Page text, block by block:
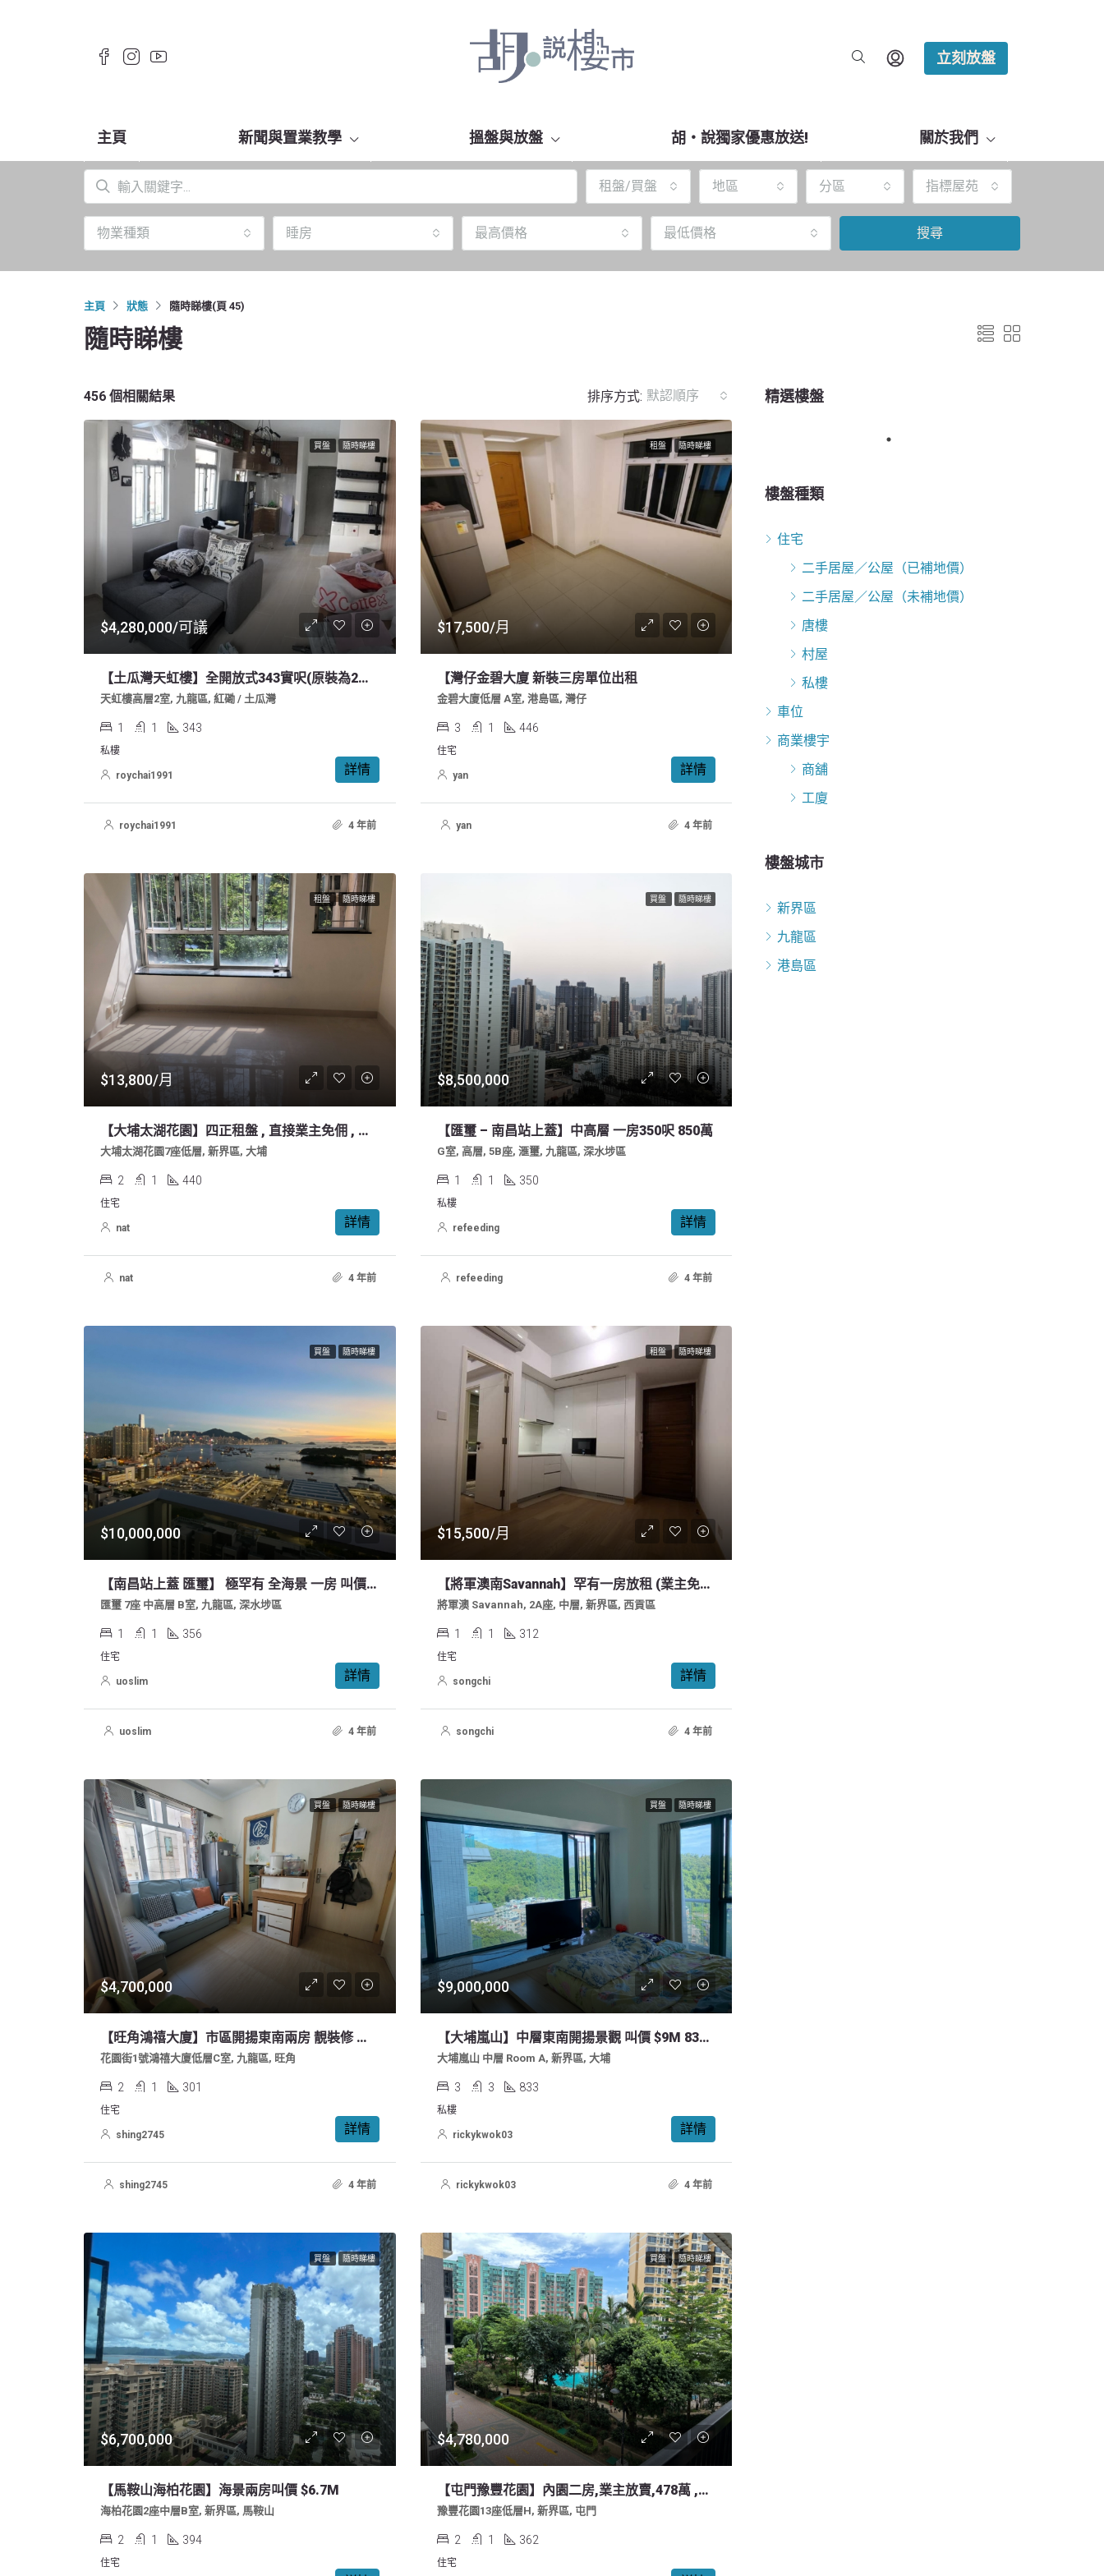
立刻放盤
主頁 新聞與置業教學 搵盤與放盤 胡‧說獨家優惠放送! 關於我們
租盤/買盤 地區 分區 指標屋苑
物業種類 睡房 最高價格 最低價格 搜尋
主頁 狀態 隨時睇樓(頁 45)
隨時睇樓
456 個相關結果 排序方式: 默認順序
買盤 隨時睇樓
$4,280,000/可議
【土瓜灣天虹樓】全開放式343實呎(原裝為2房眼鏡房)
天虹樓高層2室, 九龍區, 紅磡 / 土瓜灣
1 1 343
私樓
詳情
roychai1991
roychai1991 4 年前
租盤 隨時睇樓
$17,500/月
【灣仔金碧大廈 新裝三房單位出租
金碧大廈低層 A室, 港島區, 灣仔
3 1 446
住宅
詳情
yan
yan 4 年前
租盤 隨時睇樓
$13,800/月
【大埔太湖花園】四正租盤 , 直接業主免佣 , 太和站旁邊, 設有會所泳池及多個體育設施, 適合家庭
大埔太湖花園7座低層, 新界區, 大埔
2 1 440
住宅
詳情
nat
nat 4 年前
買盤 隨時睇樓
$8,500,000
【匯璽 – 南昌站上蓋】中高層 一房350呎 850萬
G室, 高層, 5B座, 滙璽, 九龍區, 深水埗區
1 1 350
私樓
詳情
refeeding
refeeding 4 年前
買盤 隨時睇樓
$10,000,000
【南昌站上蓋 匯璽】 極罕有 全海景 一房 叫價 1000萬
匯璽 7座 中高層 B室, 九龍區, 深水埗區
1 1 356
住宅
詳情
uoslim
uoslim 4 年前
租盤 隨時睇樓
$15,500/月
【將軍澳南Savannah】罕有一房放租 (業主免佣)
將軍澳 Savannah, 2A座, 中層, 新界區, 西貢區
1 1 312
住宅
詳情
songchi
songchi 4 年前
買盤 隨時睇樓
$4,700,000
【旺角鴻禧大廈】市區開揚東南兩房 靚裝修 衣食住行最方便
花園街1號鴻禧大廈低層C室, 九龍區, 旺角
2 1 301
住宅
詳情
shing2745
shing2745 4 年前
買盤 隨時睇樓
$9,000,000
【大埔嵐山】中層東南開揚景觀 叫價 $9M 833尺
大埔嵐山 中層 Room A, 新界區, 大埔
3 3 833
私樓
詳情
rickykwok03
rickykwok03 4 年前
買盤 隨時睇樓
$6,700,000
【馬鞍山海柏花園】海景兩房叫價 $6.7M
海柏花園2座中層B室, 新界區, 馬鞍山
2 1 394
住宅
買盤 隨時睇樓
$4,780,000
【屯門豫豐花園】內園二房,業主放賣,478萬 ,梗廚，光廁,可寵物
豫豐花園13座低層H, 新界區, 屯門
2 1 362
住宅
精選樓盤
樓盤種類
住宅
二手居屋／公屋（已補地價）
二手居屋／公屋（未補地價）
唐樓
村屋
私樓
車位
商業樓宇
商舖
工廈
樓盤城市
新界區
九龍區
港島區